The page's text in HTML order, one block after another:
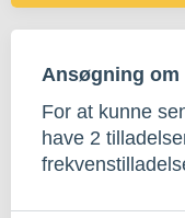
Ansøgning
For at kunne
have 2